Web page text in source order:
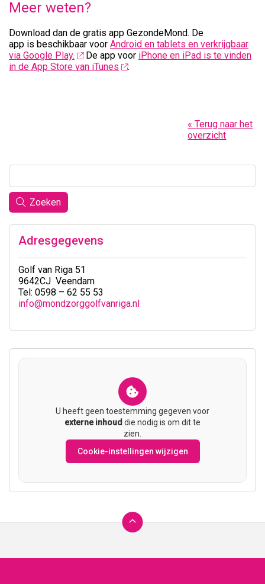
Meer weten?
Download dan de gratis app GezondeMond. De
app is beschikbaar voor Android en tablets en verkrijgbaar
via Google Play.
De app voor iPhone en iPad is te vinden
in de App Store van iTunes
.
« Terug naar het
overzicht
Zoeken
Adresgegevens
Golf van Riga 51
9642CJ Veendam
Tel: 0598 – 62 55 53
info@mondzorggolfvanriga.nl
U heeft geen toestemming gegeven voor
externe inhoud die nodig is om dit te
zien.
Cookie-instellingen wijzigen
de